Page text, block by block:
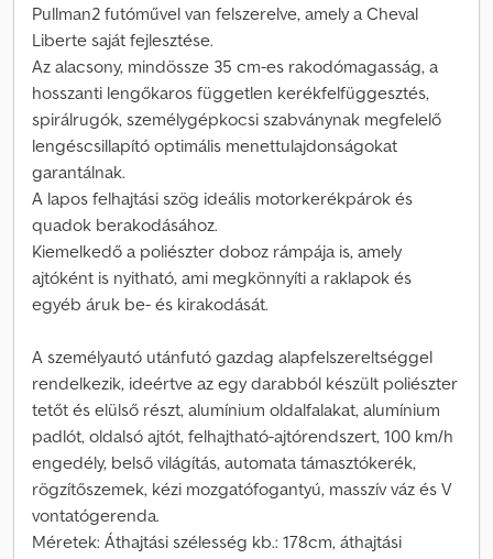
Pullman2 futóművel van felszerelve, amely a Cheval
Liberte saját fejlesztése.
Az alacsony, mindössze 35 cm-es rakodómagasság, a
hosszanti lengőkaros független kerékfelfüggesztés,
spirálrugók, személygépkocsi szabványnak megfelelő
lengéscsillapító optimális menettulajdonságokat
garantálnak.
A lapos felhajtási szög ideális motorkerékpárok és
quadok berakodásához.
Kiemelkedő a poliészter doboz rámpája is, amely
ajtóként is nyitható, ami megkönnyíti a raklapok és
egyéb áruk be- és kirakodását.
A személyautó utánfutó gazdag alapfelszereltséggel
rendelkezik, ideértve az egy darabból készült poliészter
tetőt és elülső részt, alumínium oldalfalakat, alumínium
padlót, oldalsó ajtót, felhajtható-ajtórendszert, 100 km/h
engedély, belső világítás, automata támasztókerék,
rögzítőszemek, kézi mozgatófogantyú, masszív váz és V
vontatógerenda.
Méretek: Áthajtási szélesség kb.: 178cm, áthajtási